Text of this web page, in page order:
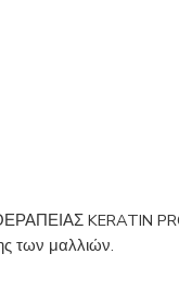
KERATIN
των μαλλιών.